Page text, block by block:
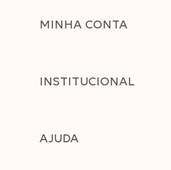
MINHA CONTA
INSTITUCIONAL
AJUDA